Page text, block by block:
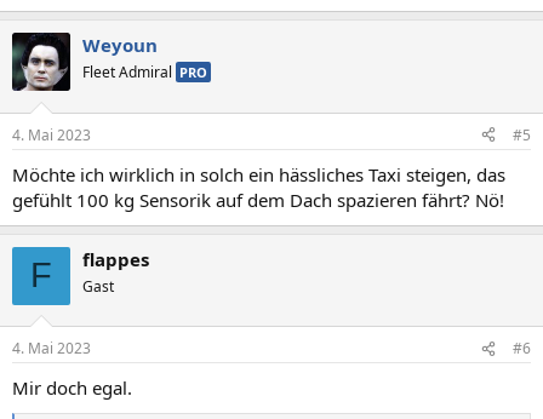
Weyoun
Fleet Admiral PRO
4. Mai 2023 #5
Möchte ich wirklich in solch ein hässliches Taxi steigen, das
gefühlt 100 kg Sensorik auf dem Dach spazieren fährt? Nö!
F flappes
Gast
4. Mai 2023 #6
Mir doch egal.